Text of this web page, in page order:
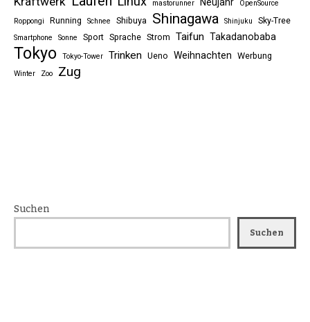
mastorunner Neujahr
OpenSource
Roppongi
Running Schnee Shibuya Shinagawa Shinjuku Sky-Tree
Smartphone Sonne Sport Sprache Strom Taifun Takadanobaba
Tokyo Tokyo-Tower Trinken Ueno Weihnachten Werbung
Winter Zoo Zug
Suchen
Suchen